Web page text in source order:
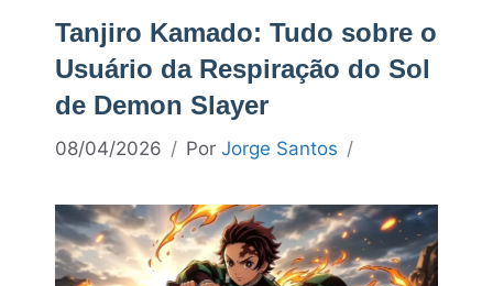
Tanjiro Kamado: Tudo sobre o
Usuário da Respiração do Sol
de Demon Slayer
08/04/2026 Por Jorge Santos